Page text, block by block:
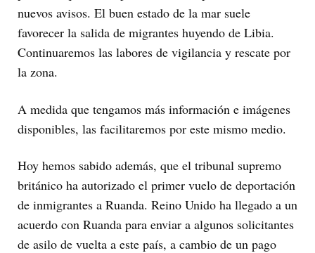
nuevos avisos. El buen estado de la mar suele
favorecer la salida de migrantes huyendo de Libia.
Continuaremos las labores de vigilancia y rescate por
la zona.
A medida que tengamos más información e imágenes
disponibles, las facilitaremos por este mismo medio.
Hoy hemos sabido además, que el tribunal supremo
británico ha autorizado el primer vuelo de deportación
de inmigrantes a Ruanda. Reino Unido ha llegado a un
acuerdo con Ruanda para enviar a algunos solicitantes
de asilo de vuelta a este país, a cambio de un pago